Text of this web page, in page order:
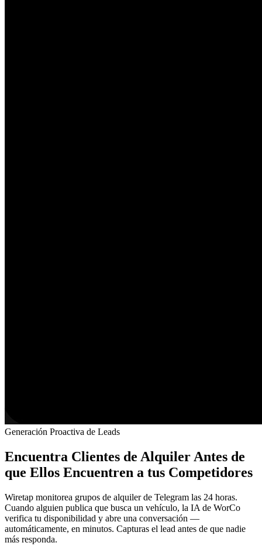
Generación Proactiva de Leads
Encuentra Clientes de Alquiler Antes de
que Ellos Encuentren a tus Competidores
Wiretap monitorea grupos de alquiler de Telegram las 24 horas.
Cuando alguien publica que busca un vehículo, la IA de WorCo
verifica tu disponibilidad y abre una conversación —
automáticamente, en minutos. Capturas el lead antes de que nadie
más responda.